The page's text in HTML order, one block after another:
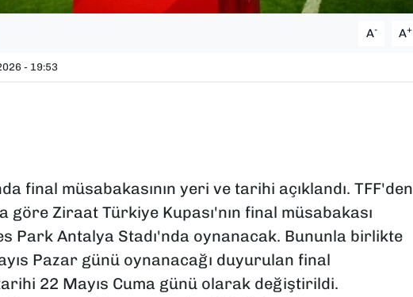
A- A+
- 19:53
final müsabakasının yeri ve tarihi açıklandı. TFF'den
göre Ziraat Türkiye Kupası'nın final müsabakası
Park Antalya Stadı'nda oynanacak. Bununla birlikte
Pazar günü oynanacağı duyurulan final
22 Mayıs Cuma günü olarak değiştirildi.